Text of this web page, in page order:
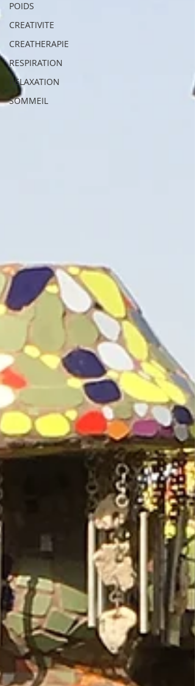
POIDS
CREATIVITE
CREATHERAPIE
RESPIRATION
RELAXATION
SOMMEIL